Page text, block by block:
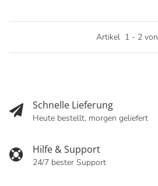
Artikel 1 - 2 von
Schnelle Lieferung
Heute bestellt, morgen geliefert
Hilfe & Support
24/7 bester Support